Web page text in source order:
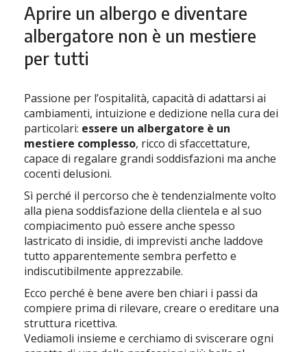
Aprire un albergo e diventare
albergatore non è un mestiere
per tutti
Passione per l’ospitalità, capacità di adattarsi ai
cambiamenti, intuizione e dedizione nella cura dei
particolari: essere un albergatore è un
mestiere complesso, ricco di sfaccettature,
capace di regalare grandi soddisfazioni ma anche
cocenti delusioni.
Sì perché il percorso che è tendenzialmente volto
alla piena soddisfazione della clientela e al suo
compiacimento può essere anche spesso
lastricato di insidie, di imprevisti anche laddove
tutto apparentemente sembra perfetto e
indiscutibilmente apprezzabile.
Ecco perché è bene avere ben chiari i passi da
compiere prima di rilevare, creare o ereditare una
struttura ricettiva.
Vediamoli insieme e cerchiamo di sviscerare ogni